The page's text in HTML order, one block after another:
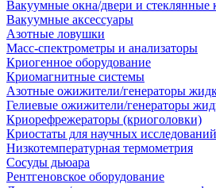
Вакуумные окна/двери и стеклянные
Вакуумные аксессуары
Азотные ловушки
Масс-спектрометры и анализаторы
Криогенное оборудование
Криомагнитные системы
Азотные ожижители/генераторы
Гелиевые ожижители/генераторы
Криорефрежераторы (криоголовки)
Криостаты для научных исследований
Низкотемпературная термометрия
Сосуды дьюара
Рентгеновское оборудование